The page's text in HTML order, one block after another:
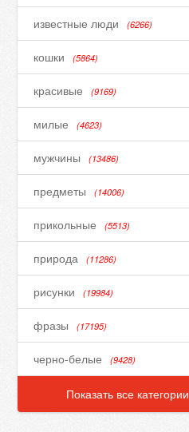
известные люди (6266)
кошки (5864)
красивые (9169)
милые (4623)
мужчины (13486)
предметы (14006)
прикольные (5513)
природа (11286)
рисунки (19984)
фразы (17195)
черно-белые (9428)
Показать все категории